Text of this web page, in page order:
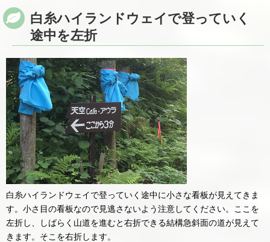
白糸ハイランドウェイで登っていく
途中を左折
白糸ハイランドウェイで登っていく途中に小さな看板が見えてきま
す。小さ目の看板なので見逃さないよう注意してください。ここを
左折し、しばらく山道を進むと右折できる結構急斜面の道が見えて
きます。そこを右折します。